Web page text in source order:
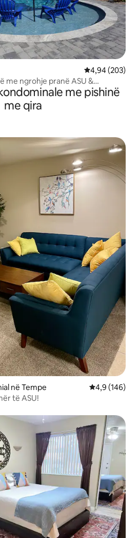
Vlerësimi
4,94 (203)
me ngrohje pranë ASU &
me pishinë
me qira
në Tempe Vlerësimi
4,9 (146)
të ASU!